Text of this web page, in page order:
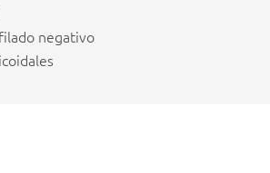
negativo